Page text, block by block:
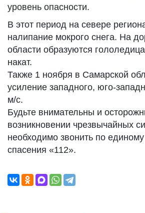
уровень опасности.
В этот период на севере
налипание мокрого снега. На
области образуются
накат.
Также 1 ноября в Самарской
усиление западного, юго-
м/с.
Будьте внимательны и
возникновении чрезвычайных
необходимо звонить по
спасения «112».